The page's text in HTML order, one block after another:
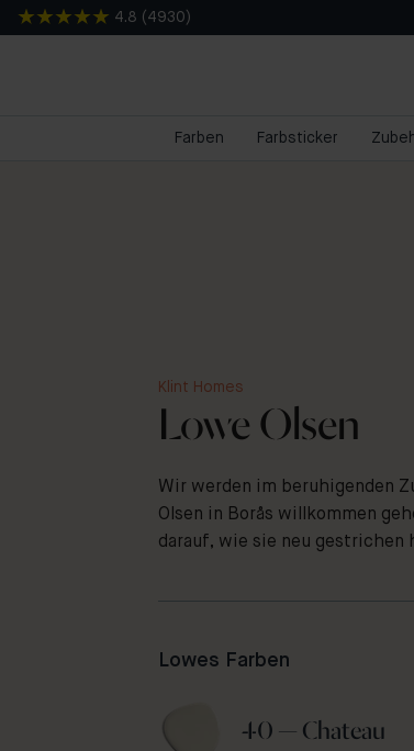
4.8 ( 4930 )
Farben Farbsticker
Klint Homes
Lowe Olsen
Wir werden im beruhigenden
Olsen in Borås willkommen
darauf, wie sie neu gestrichen
Lowes Farben
40 — Chateau